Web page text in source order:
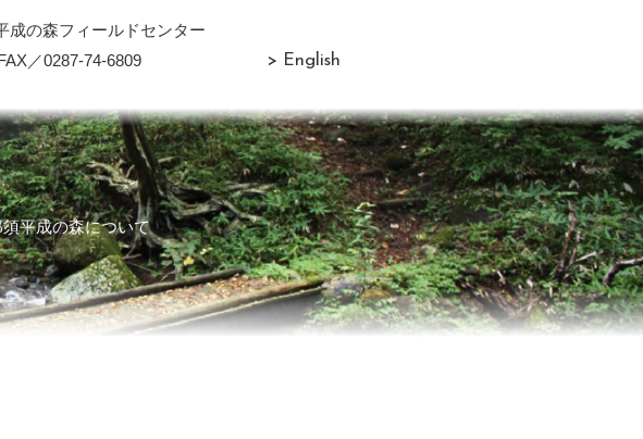
の森フィールドセンター
／0287-74-6809
> English
須平成の森について